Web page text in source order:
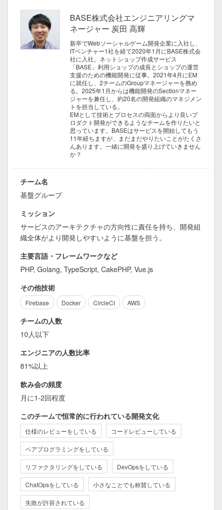
BASE株式会社エンジニアリングマ
ネージャー 炭田 高輝
新卒でWebソーシャルゲーム開発企業に入社し、
ITベンチャー1社を経て2020年1月にBASE株式会
社に入社。ネットショップ作成サービス
「BASE」利用ショップの成長とショップの運営
支援のための機能開発に従事。2021年4月にEM
に就任し、2チームのGroupマネージャーを務め
る。2025年1月からは機能開発のSectionマネー
ジャーを兼任し、約20名の開発組織のマネジメン
トを担当している。
EMとして技術とプロセスの両面からより良いプ
ロダクト開発ができるようなチームを作りたいと
思っています。BASEはサービスを開始してもう
11年経ちますが、まだまだやりたいことがたくさ
んあります。一緒に開発を盛り上げていきません
か？
チーム名
基盤グループ
ミッション
サービスのアーキテクチャの方向性に責任を持ち、開発組
織全体がより開発しやすいように基盤を担う。
主要言語・フレームワークなど
PHP, Golang, TypeScript, CakePHP, Vue.js
その他技術
Firebase Docker CircleCI AWS
チームの人数
10人以下
エンジニアの人数比率
81%以上
飲み会の頻度
月に1-2回程度
このチームで恒常的に行われている開発文化
仕様のレビューをしている コードレビューしている
ペアプログラミングをしている
リファクタリングをしている DevOpsをしている
ChatOpsをしている 小さなことでも称賛している
失敗が許容されている